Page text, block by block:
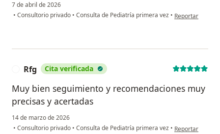
7 de abril de 2026
• Consultorio privado • Consulta de Pediatría primera vez • en opinión del
Reportar
Rfg Cita verificada
Muy bien seguimiento y recomendaciones muy
precisas y acertadas
14 de marzo de 2026
• Consultorio privado • Consulta de Pediatría primera vez • en opinión del
Reportar